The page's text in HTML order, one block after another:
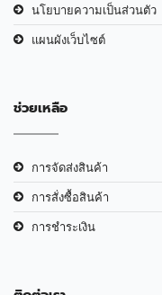
นโยบายความเป็นส่วนตัว
แผนผังเว็บไซต์
ช่วยเหลือ
การจัดส่งสินค้า
การสั่งซื้อสินค้า
การชำระเงิน